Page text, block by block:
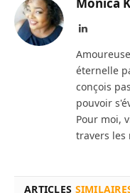
LinkedIn
éternelle
conçois
pouvoir
Pour moi,
travers les
ARTICLES